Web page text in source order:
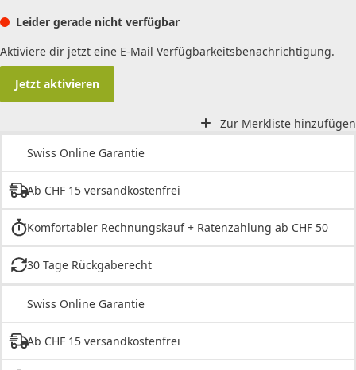
Leider gerade nicht verfügbar
Aktiviere dir jetzt eine E-Mail Verfügbarkeitsbenachrichtigung.
Jetzt aktivieren
Zur Merkliste hinzufügen
Swiss Online Garantie
Ab CHF 15 versandkostenfrei
Komfortabler Rechnungskauf + Ratenzahlung ab CHF 50
30 Tage Rückgaberecht
Swiss Online Garantie
Ab CHF 15 versandkostenfrei